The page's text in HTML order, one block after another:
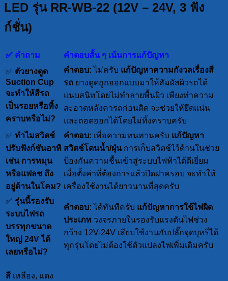
LED รุ่น RR-WB-22 (12V – 24V, 3 ฟัง
ก์ชั่น)
✅ คำถาม
คำตอบสั้น ๆ เน้นการแก้ปัญหา
✅ ตัวยางดูด
Suction Cup
จะทำให้สีรถ
เป็นรอยหรือทิ้ง
คราบหรือไม่?
คำตอบ: ไม่ครับ แก้ปัญหาความกังวลเรื่องสี
รถ ยางดูดถูกออกแบบมาให้สัมผัสผิวรถได้
แนบสนิทโดยไม่ทำลายพื้นผิว เพียงทำความ
สะอาดหลังคารถก่อนติด จะช่วยให้ยึดแน่น
และถอดออกได้โดยไม่ทิ้งคราบครับ
✅ ทำไมสวิตช์
ปรับฟังก์ชันอาทิ
เช่น การหมุน
หรือแฟลช ถึง
อยู่ด้านในโคม?
คำตอบ: เพื่อความทนทานครับ แก้ปัญหา
สวิตช์โดนน้ำ/ฝุ่นการเก็บสวิตช์ไว้ด้านในช่วย
ป้องกันความชื้นเข้าสู่ระบบไฟฟ้าได้ดีเยี่ยม
เมื่อตั้งค่าที่ต้องการแล้วปิดฝาครอบ จะทำให้
เครื่องใช้งานได้ยาวนานที่สุดครับ
✅ รุ่นนี้รองรับ
ระบบไฟรถ
บรรทุกขนาด
ใหญ่ 24V ได้
เลยหรือไม่?
คำตอบ: ได้ทันทีครับ แก้ปัญหาการใช้ไฟผิด
ประเภท วงจรภายในรองรับแรงดันไฟช่วง
กว้าง 12V-24V เสียบใช้งานกับปลั๊กจุดบุหรี่ได้
ทุกรุ่นโดยไม่ต้องใช้ตัวแปลงไฟเพิ่มเติมครับ
สี เหลือง, แดง